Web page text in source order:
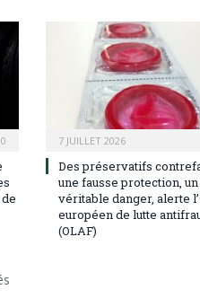
0 7 JUILLET 2026
Des préservatifs
une fausse protection, un
véritable danger, alerte
européen de lutte
(OLAF)